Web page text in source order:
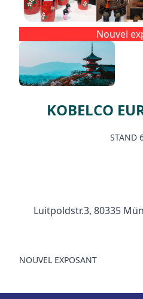
Nouvel
KOBELCO
STAND
Luitpoldstr.3, 80335
NOUVEL EXPOSANT